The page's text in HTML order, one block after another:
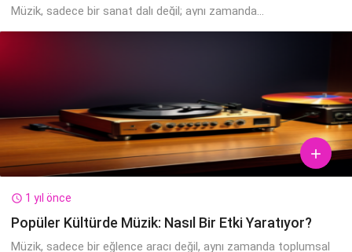
Müzik, sadece bir sanat dalı değil; aynı zamanda...

 1 yıl önce
Popüler Kültürde Müzik: Nasıl Bir Etki Yaratıyor?
Müzik, sadece bir eğlence aracı değil, aynı zamanda toplumsal